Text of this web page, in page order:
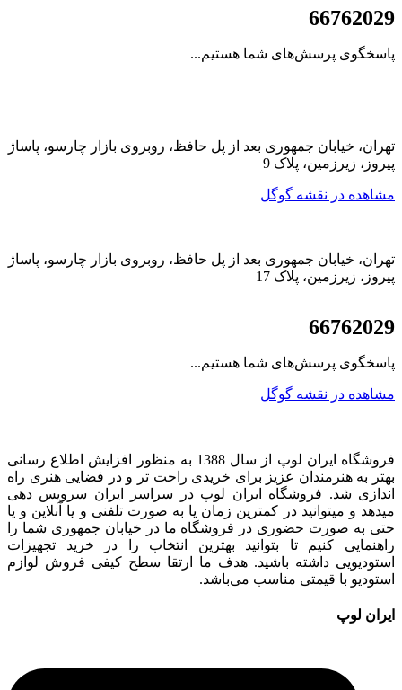
66762029
پاسخگوی پرسش‌های شما هستیم...
تهران، خیابان جمهوری بعد از پل حافظ، روبروی بازار چارسو، پاساژ
پیروز، زیرزمین، پلاک 9
مشاهده در نقشه گوگل
تهران، خیابان جمهوری بعد از پل حافظ، روبروی بازار چارسو، پاساژ
پیروز، زیرزمین، پلاک 17
66762029
پاسخگوی پرسش‌های شما هستیم...
مشاهده در نقشه گوگل
فروشگاه ایران لوپ از سال 1388 به منظور افزایش اطلاع رسانی
بهتر به هنرمندان عزیز برای خریدی راحت تر و در فضایی هنری راه
اندازی شد. فروشگاه ایران لوپ در سراسر ایران سرویس دهی
میدهد و میتوانید در کمترین زمان یا به صورت تلفنی و یا آنلاین و یا
حتی به صورت حضوری در فروشگاه ما در خیابان جمهوری شما را
راهنمایی کنیم تا بتوانید بهترین انتخاب را در خرید تجهیزات
استودیویی داشته باشید. هدف ما ارتقا سطح کیفی فروش لوازم
استودیو با قیمتی مناسب می‌باشد.
ایران لوپ